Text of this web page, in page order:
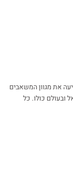
את מגוון המשאבים
ובעולם כולו. כל